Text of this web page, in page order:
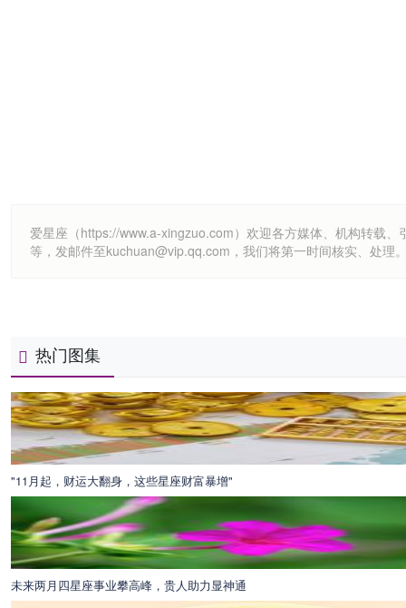
爱星座（https://www.a-xingzuo.com）欢迎各方媒体、机构转载
等，发邮件至kuchuan@vip.qq.com，我们将第一时间核实、处理
热门图集
"11月起，财运大翻身，这些星座财富暴增"
未来两月四星座事业攀高峰，贵人助力显神通